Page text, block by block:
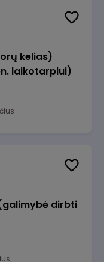
kelias)
laikotarpiui)
dirbti